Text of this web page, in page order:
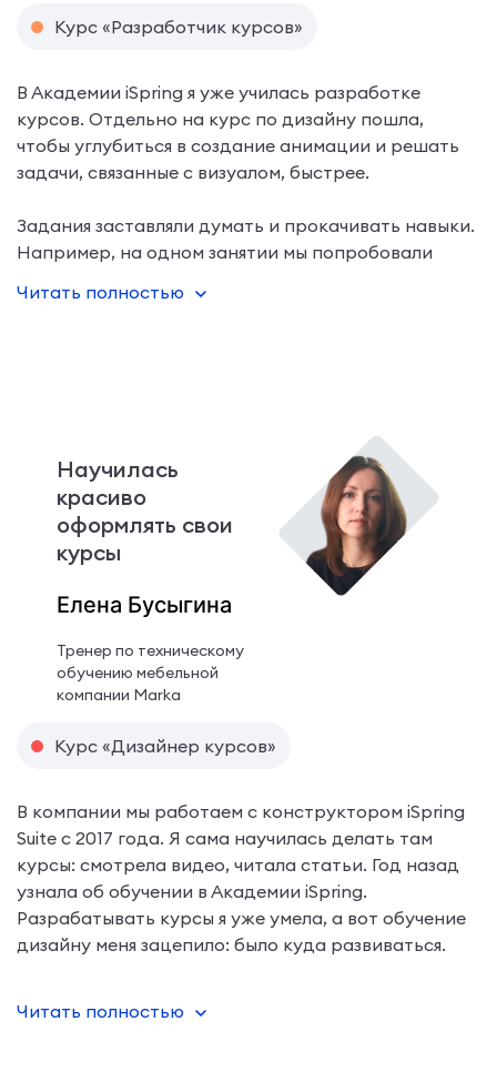
Курс «Разработчик курсов»
В Академии iSpring я уже училась разработке
курсов. Отдельно на курс по дизайну пошла,
чтобы углубиться в создание анимации и решать
задачи, связанные с визуалом, быстрее.
Задания заставляли думать и прокачивать навыки.
Например, на одном занятии мы попробовали
полезно.
Читать полностью
Научилась
красиво
оформлять свои
курсы
Елена Бусыгина
Тренер по техническому
обучению мебельной
компании Marka
Курс «Дизайнер курсов»
В компании мы работаем с конструктором iSpring
Suite с 2017 года. Я сама научилась делать там
курсы: смотрела видео, читала статьи. Год назад
узнала об обучении в Академии iSpring.
Разрабатывать курсы я уже умела, а вот обучение
дизайну меня зацепило: было куда развиваться.
полочкам
Читать полностью